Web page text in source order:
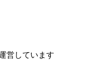
営しています